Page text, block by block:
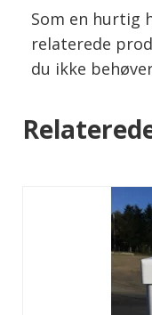
Som en hurtig
relaterede
du ikke